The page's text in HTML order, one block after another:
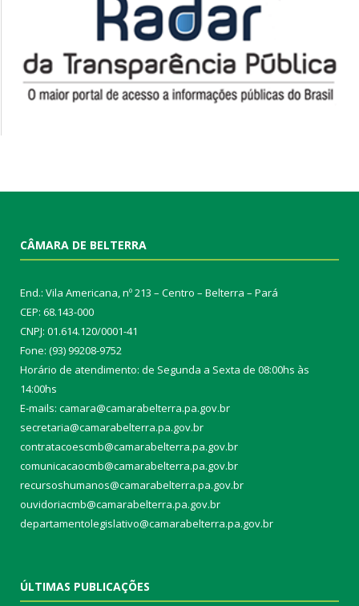
CÂMARA DE BELTERRA
End.: Vila Americana, nº 213 – Centro – Belterra – Pará
CEP: 68.143-000
CNPJ: 01.614.120/0001-41
Fone: (93) 99208-9752
Horário de atendimento: de Segunda a Sexta de 08:00hs às
14:00hs
E-mails: camara@camarabelterra.pa.gov.br
secretaria@camarabelterra.pa.gov.br
contratacoescmb@camarabelterra.pa.gov.br
comunicacaocmb@camarabelterra.pa.gov.br
recursoshumanos@camarabelterra.pa.gov.br
ouvidoriacmb@camarabelterra.pa.gov.br
departamentolegislativo@camarabelterra.pa.gov.br
ÚLTIMAS PUBLICAÇÕES